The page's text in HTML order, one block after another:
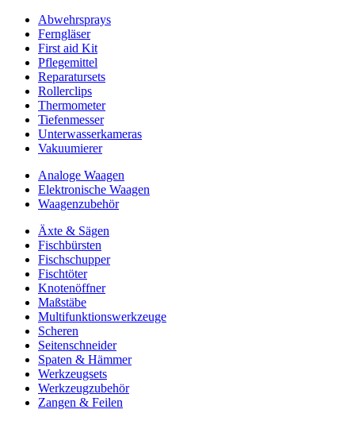
Abwehrsprays
Ferngläser
First aid Kit
Pflegemittel
Reparatursets
Rollerclips
Thermometer
Tiefenmesser
Unterwasserkameras
Vakuumierer
Analoge Waagen
Elektronische Waagen
Waagenzubehör
Äxte & Sägen
Fischbürsten
Fischschupper
Fischtöter
Knotenöffner
Maßstäbe
Multifunktionswerkzeuge
Scheren
Seitenschneider
Spaten & Hämmer
Werkzeugsets
Werkzeugzubehör
Zangen & Feilen